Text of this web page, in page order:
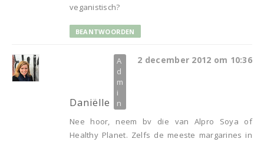
veganistisch?
BEANTWOORDEN
Daniëlle
2 december 2012 om 10:36
Nee hoor, neem bv die van Alpro Soya of
Healthy Planet. Zelfs de meeste margarines in